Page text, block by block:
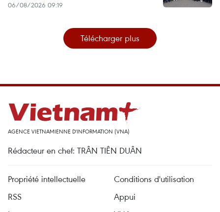
06/08/2026 09:19
Télécharger plus
AGENCE VIETNAMIENNE D'INFORMATION (VNA)
Rédacteur en chef: TRÂN TIÊN DUÂN
Propriété intellectuelle
Conditions d'utilisation
RSS
Appui